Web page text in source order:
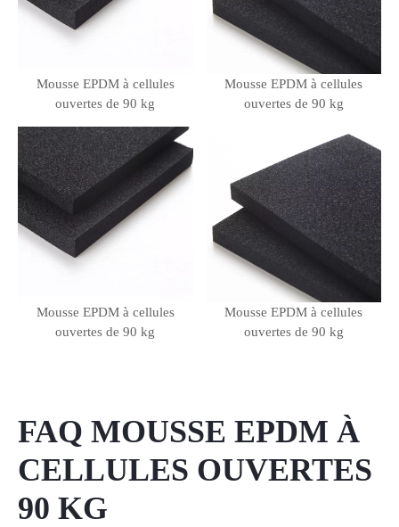
Mousse EPDM à cellules
ouvertes de 90 kg
Mousse EPDM à cellules
ouvertes de 90 kg
Mousse EPDM à cellules
ouvertes de 90 kg
Mousse EPDM à cellules
ouvertes de 90 kg
FAQ MOUSSE EPDM À
CELLULES OUVERTES
90 KG